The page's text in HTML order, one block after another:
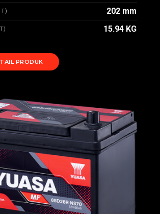
202 mm
15.94 KG
PRODUK